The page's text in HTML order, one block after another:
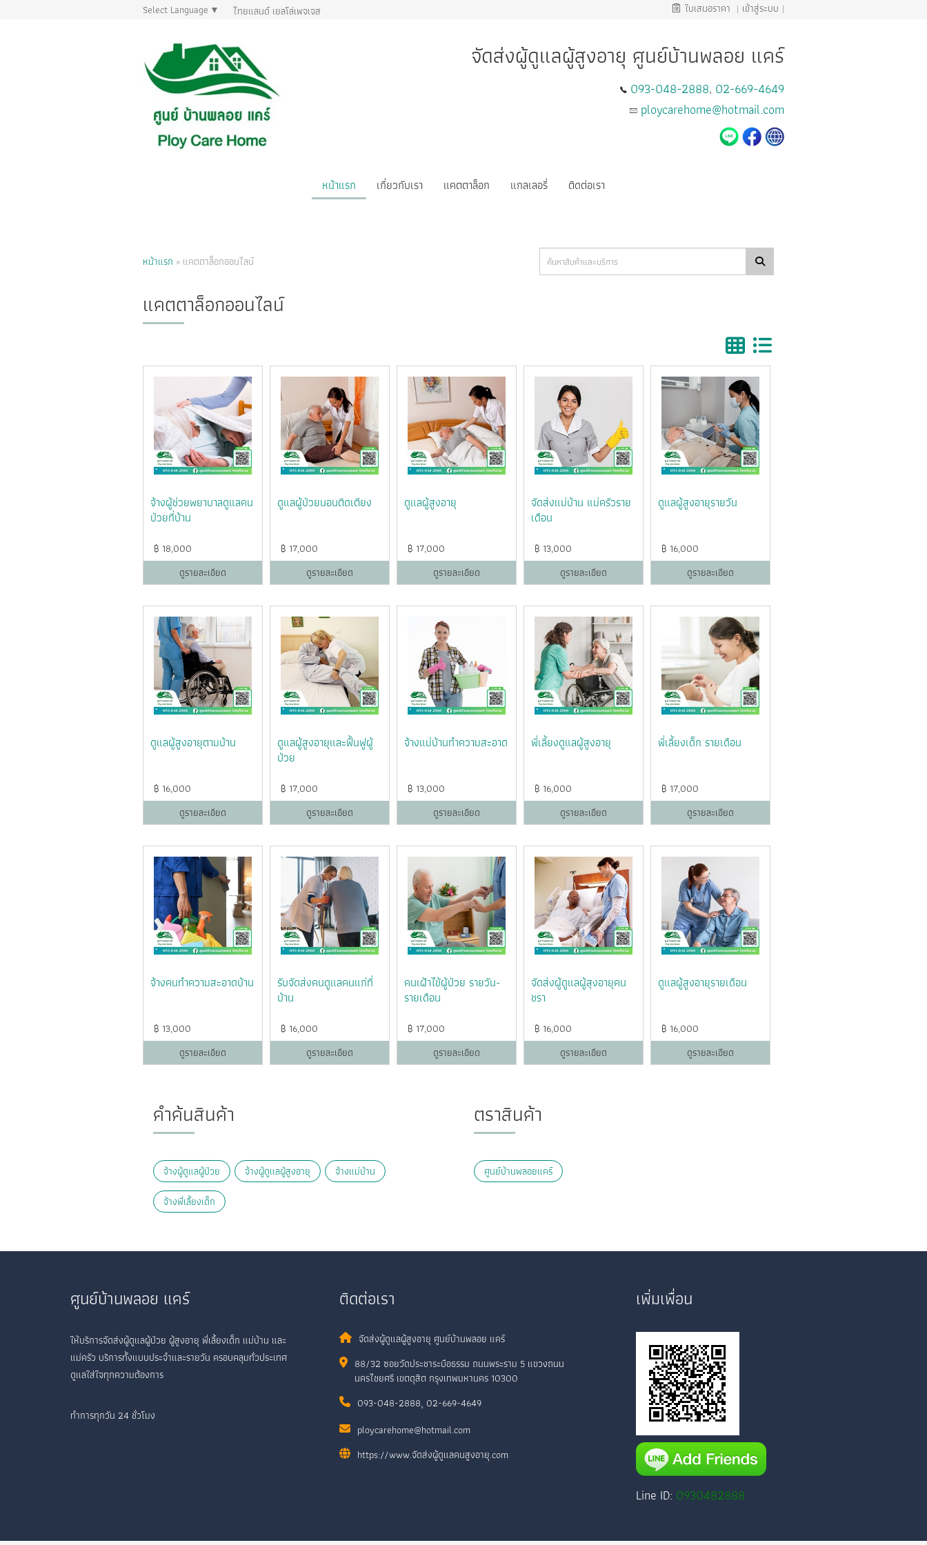
Select Language ▼ ไทยแลนด์ เยลโล่เพจเจส ใบเสนอราคา | เข้าสู่ระบบ |
จัดส่งผู้ดูแลผู้สูงอายุ ศูนย์บ้านพลอย แคร์
093-048-2888, 02-669-4649
ploycarehome@hotmail.com
หน้าแรก เกี่ยวกับเรา แคตตาล็อก แกลเลอรี่ ติดต่อเรา
หน้าแรก » แคตตาล็อกออนไลน์
แคตตาล็อกออนไลน์
จ้างผู้ช่วยพยาบาลดูแลคน
ป่วยที่บ้าน
฿ 18,000
ดูรายละเอียด
ดูแลผู้ป่วยนอนติดเตียง
฿ 17,000
ดูรายละเอียด
ดูแลผู้สูงอายุ
฿ 17,000
ดูรายละเอียด
จัดส่งแม่บ้าน แม่ครัวราย
เดือน
฿ 13,000
ดูรายละเอียด
ดูแลผู้สูงอายุรายวัน
฿ 16,000
ดูรายละเอียด
ดูแลผู้สูงอายุตามบ้าน
฿ 16,000
ดูรายละเอียด
ดูแลผู้สูงอายุและฟื้นฟูผู้
ป่วย
฿ 17,000
ดูรายละเอียด
จ้างแม่บ้านทำความสะอาด
฿ 13,000
ดูรายละเอียด
พี่เลี้ยงดูแลผู้สูงอายุ
฿ 16,000
ดูรายละเอียด
พี่เลี้ยงเด็ก รายเดือน
฿ 17,000
ดูรายละเอียด
จ้างคนทำความสะอาดบ้าน
฿ 13,000
ดูรายละเอียด
รับจัดส่งคนดูแลคนแก่ที่
บ้าน
฿ 16,000
ดูรายละเอียด
คนเฝ้าไข้ผู้ป่วย รายวัน-
รายเดือน
฿ 17,000
ดูรายละเอียด
จัดส่งผู้ดูแลผู้สุงอายุคน
ชรา
฿ 16,000
ดูรายละเอียด
ดูแลผู้สูงอายุรายเดือน
฿ 16,000
ดูรายละเอียด
คำค้นสินค้า
จ้างผู้ดูแลผู้ป่วย จ้างผู้ดูแลผู้สูงอายุ
จ้างแม่บ้าน
จ้างพี่เลี้ยงเด็ก
ตราสินค้า
ศูนย์บ้านพลอยแคร์
ศูนย์บ้านพลอย แคร์
ให้บริการจัดส่งผู้ดูแลผู้ป่วย ผู้สูงอายุ พี่เลี้ยงเด็ก แม่บ้าน และ
แม่ครัว บริการทั้งแบบประจำและรายวัน ครอบคลุมทั่วประเทศ
ดูแลใส่ใจทุกความต้องการ
ทำการทุกวัน 24 ชั่วโมง
ติดต่อเรา
จัดส่งผู้ดูแลผู้สูงอายุ ศูนย์บ้านพลอย แคร์
88/32 ซอยวัดประชาระบือธรรม ถนนพระราม 5 แขวงถนน
นครไชยศรี เขตดุสิต กรุงเทพมหานคร 10300
093-048-2888, 02-669-4649
ploycarehome@hotmail.com
https://www.จัดส่งผู้ดูแลคนสูงอายุ.com
เพิ่มเพื่อน
Line ID: 0930482888